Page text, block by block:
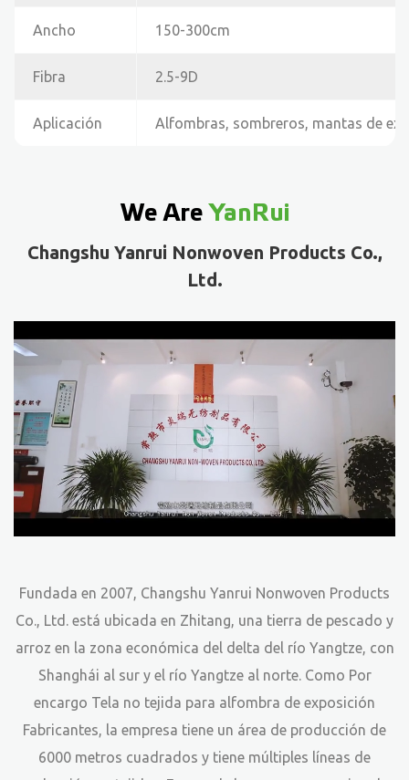
Ancho 150-300cm
Fibra 2.5-9D
Aplicación Alfombras, sombreros, mantas de
We AreYanRui
Changshu Yanrui Nonwoven Products Co.,
Ltd.
Fundada en 2007, Changshu Yanrui Nonwoven Products
Co., Ltd. está ubicada en Zhitang, una tierra de pescado y
arroz en la zona económica del delta del río Yangtze, con
Shanghái al sur y el río Yangtze al norte. Como Por
encargo Tela no tejida para alfombra de exposición
Fabricantes, la empresa tiene un área de producción de
6000 metros cuadrados y tiene múltiples líneas de